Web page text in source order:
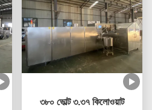
৩৮০ ভোল্ট ৩.৩৭ কিলোওয়াট